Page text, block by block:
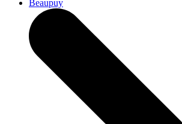
Beaupuy